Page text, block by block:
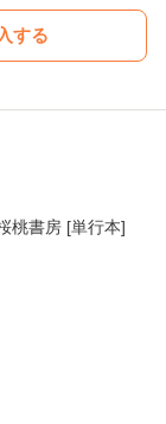
する
桃書房 [単行本]